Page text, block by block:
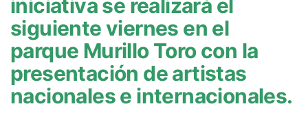
iniciativa se realizará el
siguiente viernes en el
parque Murillo Toro con la
presentación de artistas
nacionales e internacionales.